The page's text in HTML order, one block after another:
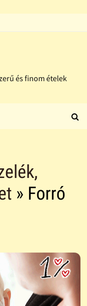
és finom ételek
» Forró